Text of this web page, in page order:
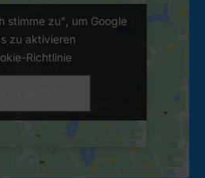
stimme zu", um Google
zu aktivieren
Richtlinie
stimme zu", um Google
zu aktivieren
Richtlinie